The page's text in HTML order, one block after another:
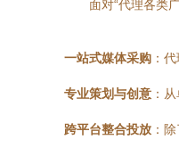
面对“代理各类
一站式媒体采购 ：
专业策划与创意 ：
跨平台整合投放 ：